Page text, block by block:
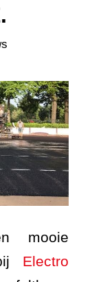
mooie
Electro